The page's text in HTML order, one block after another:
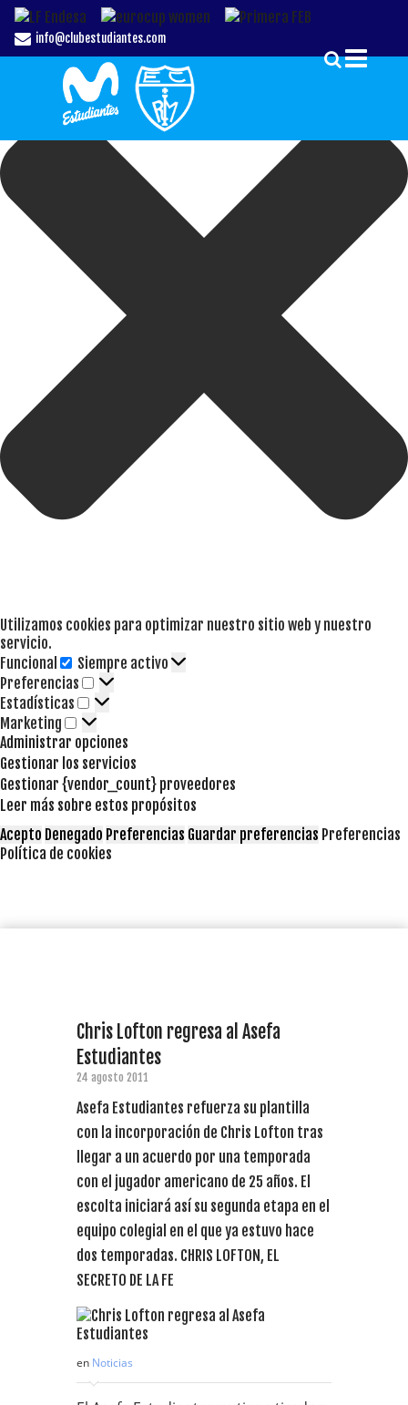
Gestionar el Consentimiento de las Cookies
Utilizamos cookies para optimizar nuestro sitio web y nuestro
servicio.
Funcional
Funcional
Siempre activo
Preferencias
Preferencias
Estadísticas Estadísticas
Marketing Marketing
Administrar opciones
Gestionar los servicios
Gestionar {vendor_count} proveedores
Leer más sobre estos propósitos
Acepto Denegado Preferencias Guardar preferencias Preferencias
Política de cookies
info@clubestudiantes.com
Chris Lofton regresa al Asefa
Estudiantes
24 agosto 2011
Asefa Estudiantes refuerza su plantilla
con la incorporación de Chris Lofton tras
llegar a un acuerdo por una temporada
con el jugador americano de 25 años. El
escolta iniciará así su segunda etapa en el
equipo colegial en el que ya estuvo hace
dos temporadas. CHRIS LOFTON, EL
SECRETO DE LA FE
en Noticias